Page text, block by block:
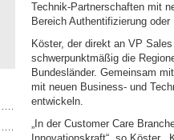
Technik-Partnerschaften mit
Bereich Authentifizierung oder
Köster, der direkt an VP
schwerpunktmäßig die
Bundesländer. Gemeinsam
mit neuen Business- und
entwickeln.
„In der Customer Care